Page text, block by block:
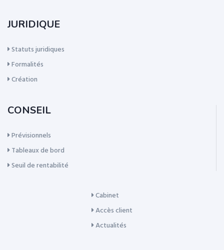
JURIDIQUE
Statuts juridiques
Formalités
Création
CONSEIL
Prévisionnels
Tableaux de bord
Seuil de rentabilité
Cabinet
Accès client
Actualités